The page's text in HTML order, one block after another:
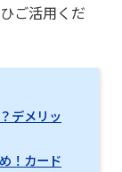
ご活用くだ
デメリッ
！カード